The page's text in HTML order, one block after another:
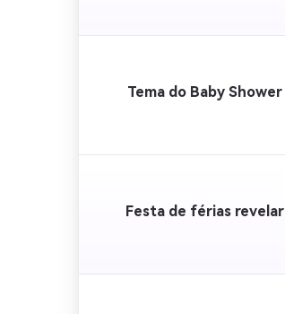
Tema do Baby Shower
Festa de férias revelar